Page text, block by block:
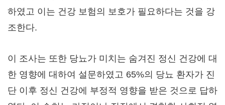
하였고 이는 건강 보험의 보호가 필요하다는 것을 강
조한다.
이 조사는 또한 당뇨가 미치는 숨겨진 정신 건강에 대
한 영향에 대하여 설문하였고 65%의 당뇨 환자가 진
단 이후 정신 건강에 부정적 영향을 받은 것으로 답하